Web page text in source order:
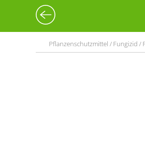
Pflanzenschutzmittel / Fungizid /